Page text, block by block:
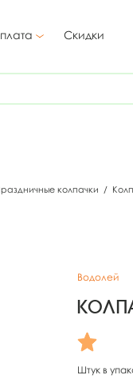
Скидки
колпачки /
Водолей
Штук в